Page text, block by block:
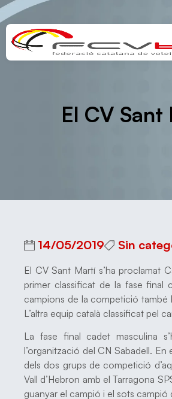
El CV
14/05/2019 Sin
El CV Sant Martí s’ha proclamat
primer classificat de la fase final
campions de la competició també
L’altra equip català classificat pel
La fase final cadet masculina
l’organització del CN Sabadell.
dels dos grups de competició
Vall d’Hebron amb el Tarragona
guanyar el campió i el sots campió